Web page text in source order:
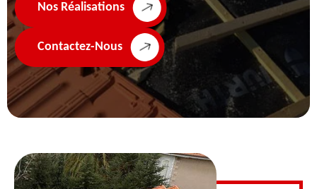
Nos Réalisations
Contactez-Nous